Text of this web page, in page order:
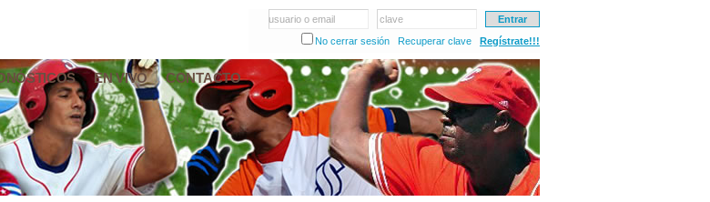
usuario o email
clave
No cerrar sesión
Recuperar clave Regístrate!!!
EN VIVO CONTACTO